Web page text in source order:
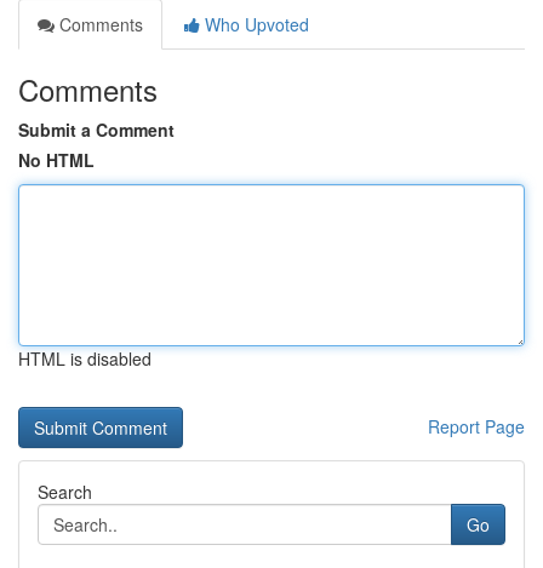
Comments
Who Upvoted
Comments
Submit a Comment
No HTML
HTML is disabled
Report Page
Search
Go